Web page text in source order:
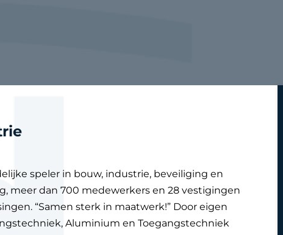
speler in bouw, industrie, beveiliging en
meer dan 700 medewerkers en 28 vestigingen
“Samen sterk in maatwerk!” Door eigen
Aluminium en Toegangstechniek